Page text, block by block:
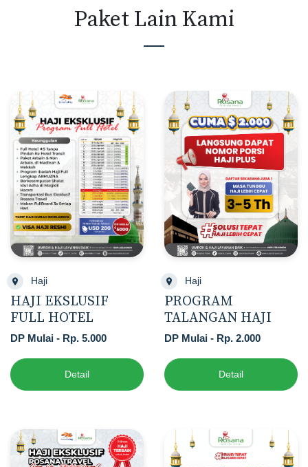
Paket Lain Kami
Haji
HAJI EKSLUSIF
FULL HOTEL
DP Mulai - Rp. 5.000
Detail
Haji
PROGRAM
TALANGAN HAJI
DP Mulai - Rp. 2.000
Detail